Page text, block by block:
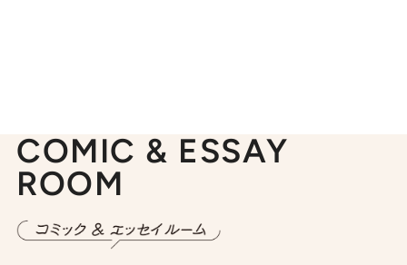
COMIC & ESSAY
ROOM